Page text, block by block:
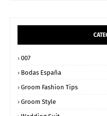
007
Bodas España
Groom Fashion Tips
Groom Style